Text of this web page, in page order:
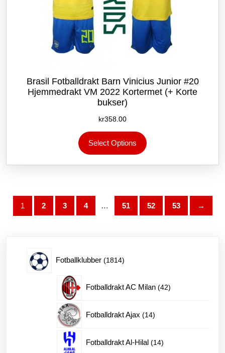
Brasil Fotballdrakt Barn Vinicius Junior #20
Hjemmedrakt VM 2022 Kortermet (+ Korte
bukser)
kr358.00
Select Options
produktet
flere
velges
1 2 3 4 … 51 52 53 →
Fotballklubber 18141814
Fotballdrakt AC Milan 4242
Fotballdrakt Ajax 1414
Fotballdrakt Al-Hilal 1414